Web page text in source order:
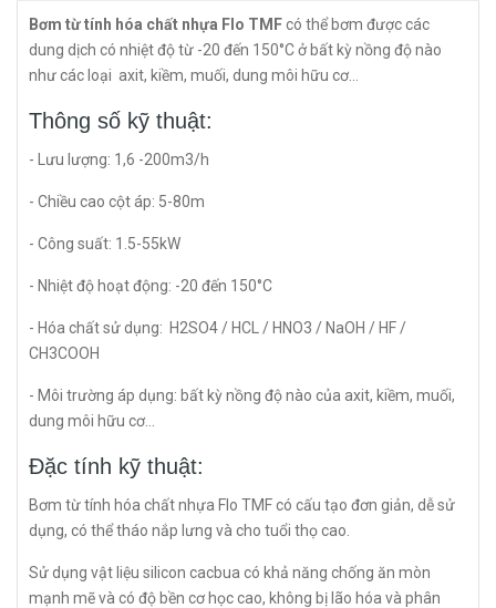
Bơm từ tính hóa chất nhựa Flo TMFcó thể bơm được các
dung dịch có nhiệt độ từ -20 đến 150°C ở bất kỳ nồng độ nào
như các loại axit, kiềm, muối, dung môi hữu cơ...
Thông số kỹ thuật:
- Lưu lượng: 1,6 -200m3/h
- Chiều cao cột áp: 5-80m
- Công suất: 1.5-55kW
- Nhiệt độ hoạt động: -20 đến 150°C
- Hóa chất sử dụng: H2SO4 / HCL / HNO3 / NaOH / HF /
CH3COOH
- Môi trường áp dụng: bất kỳ nồng độ nào của axit, kiềm, muối,
dung môi hữu cơ...
Đặc tính kỹ thuật:
Bơm từ tính hóa chất nhựa Flo TMF có cấu tạo đơn giản, dễ sử
dụng, có thể tháo nắp lưng và cho tuổi thọ cao.
Sử dụng vật liệu silicon cacbua có khả năng chống ăn mòn
mạnh mẽ và có độ bền cơ học cao, không bị lão hóa và phân